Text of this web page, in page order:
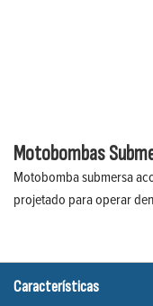
Motobombas
Motobomba submersa
projetado para operar
Características